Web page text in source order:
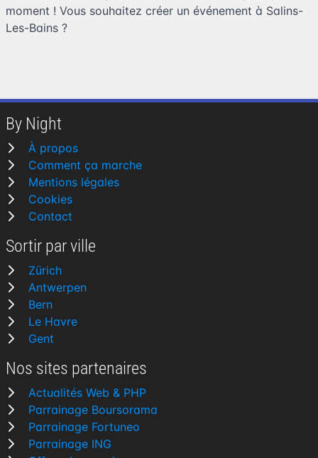
moment ! Vous souhaitez créer un événement à Salins-
Les-Bains ?
By Night
À propos
Comment ça marche
Mentions légales
Cookies
Contact
Sortir par ville
Zürich
Antwerpen
Bern
Le Havre
Gent
Nos sites partenaires
Actualités Web & PHP
Parrainage Boursorama
Parrainage Fortuneo
Parrainage ING